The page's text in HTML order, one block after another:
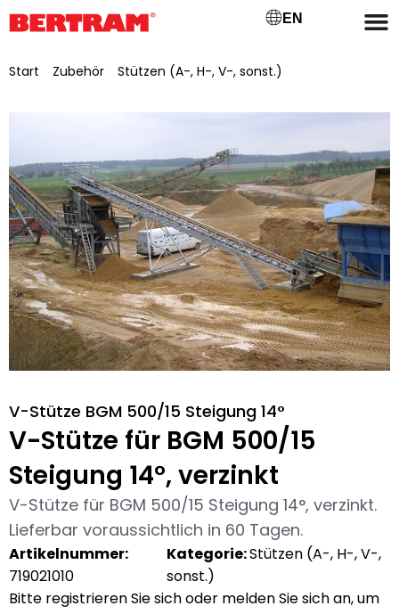
EN
Start Zubehör Stützen (A-, H-, V-, sonst.)
V-Stütze BGM 500/15 Steigung 14°
V-Stütze für BGM 500/15
Steigung 14°, verzinkt
V-Stütze für BGM 500/15 Steigung 14°, verzinkt.
Lieferbar voraussichtlich in 60 Tagen.
Artikelnummer:
719021010
Kategorie:Stützen (A-, H-, V-,
sonst.)
Bitte registrieren Sie sich oder melden Sie sich an, um